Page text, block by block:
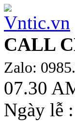
CALL
Zalo:
07.30
Ngày lễ